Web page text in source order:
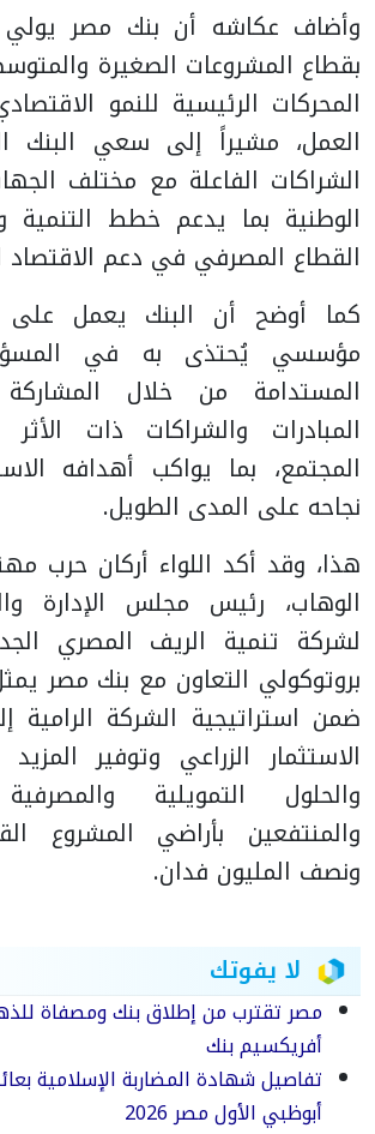
وأضاف عكاشه أن بنك مصر يولي
بقطاع المشروعات الصغيرة
المحركات الرئيسية للنمو
العمل، مشيراً إلى سعي البنك
الشراكات الفاعلة مع مختلف
الوطنية بما يدعم خطط التنمية
القطاع المصرفي في دعم
كما أوضح أن البنك يعمل على
مؤسسي يُحتذى به في
المستدامة من خلال
المبادرات والشراكات ذات
المجتمع، بما يواكب أهدافه
نجاحه على المدى الطويل.
هذا، وقد أكد اللواء أركان حرب
الوهاب، رئيس مجلس الإدارة
لشركة تنمية الريف المصري
بروتوكولي التعاون مع بنك مصر
ضمن استراتيجية الشركة الرامية
الاستثمار الزراعي وتوفير
والحلول التمويلية
والمنتفعين بأراضي المشروع
ونصف المليون فدان.
لا يفوتك
مصر تقترب من إطلاق بنك ومصفاة
أفريكسيم بنك
تفاصيل شهادة المضاربة الإسلامية
أبوظبي الأول مصر 2026